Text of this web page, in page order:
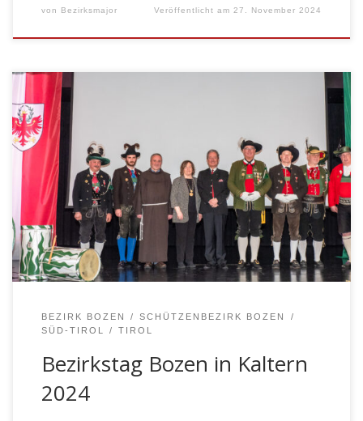
von Bezirksmajor Veröffentlicht am27. November 2024
KALTERN – Am 10. März 2024 fand in Kaltern der
Bezirkstag des Schützenbezirks Bozen statt. Nach der
Frontabschreitung und dem Empfang in der
Bahnhofsstraße, im Beisein des Kulturreferenten von
Kaltern Christoph Pillon, fand ein feierlicher
Gottesdienst in der Pfarrkirche statt. Den Gottesdienst
zelebrierten Guardian Pater Reinald Romaner OFM und
Dekan […]
BEZIRK BOZEN
SCHÜTZENBEZIRK BOZEN
SÜD-TIROL
TIROL
Bezirkstag Bozen in Kaltern
2024